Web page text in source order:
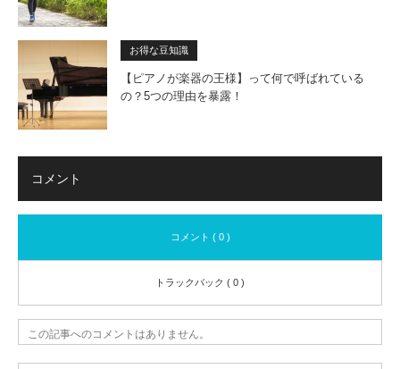
お得な豆知識
【ピアノが楽器の王様】って何で呼ばれている
の？5つの理由を暴露！
コメント
コメント ( 0 )
トラックバック ( 0 )
この記事へのコメントはありません。